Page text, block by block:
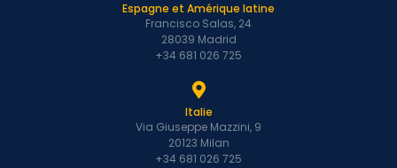
Espagne et Amérique latine
Francisco Salas, 24
28039 Madrid
+34 681 026 725
Italie
Via Giuseppe Mazzini, 9
20123 Milan
+34 681 026 725